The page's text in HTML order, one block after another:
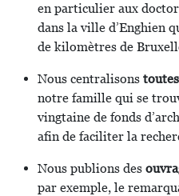
en particulier aux
dans la ville d’Enghien
de kilomètres de
Nous centralisons
notre famille qui se
vingtaine de fonds
afin de faciliter la
Nous publions des
par exemple, le